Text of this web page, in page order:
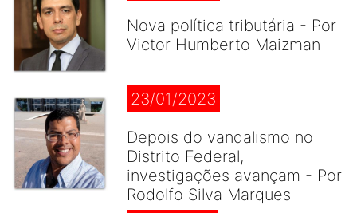
Nova política tributária - Por
Victor Humberto Maizman
23/01/2023
Depois do vandalismo no
Distrito Federal,
investigações avançam - Por
Rodolfo Silva Marques